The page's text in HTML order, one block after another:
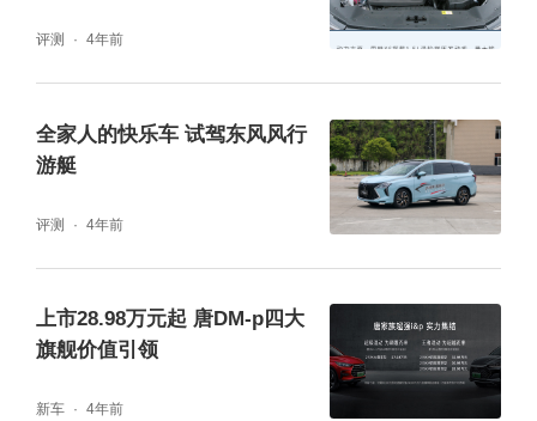
在DiSus-C智能电控主动悬架的加持下，路面
上绝大部分的细碎颠簸都会被过滤掉，同时悬
评测 4年前
全家人的快乐车 试驾东风风行
游艇
评测 4年前
上市28.98万元起 唐DM-p四大
旗舰价值引领
新车 4年前